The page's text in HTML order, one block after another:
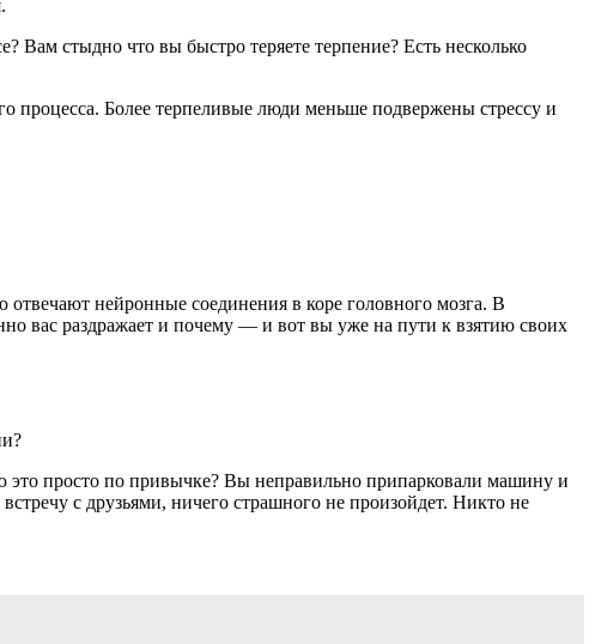
Вам стыдно что вы быстро теряете терпение? Есть несколько
процесса. Более терпеливые люди меньше подвержены стрессу и
нейронные соединения в коре головного мозга. В
вас раздражает и почему — и вот вы уже на пути к взятию своих
это просто по привычке? Вы неправильно припарковали машину и
с друзьями, ничего страшного не произойдет. Никто не